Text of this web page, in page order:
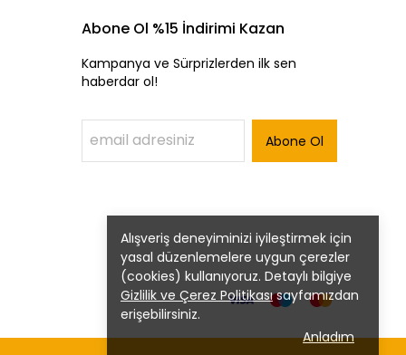
Alışveriş deneyiminizi iyileştirmek için
yasal düzenlemelere uygun çerezler
(cookies) kullanıyoruz. Detaylı bilgiye
Gizlilik ve Çerez Politikasısayfamızdan
erişebilirsiniz.
Anladım
Abone Ol %15 İndirimi Kazan
Kampanya ve Sürprizlerden ilk sen
haberdar ol!
Abone Ol